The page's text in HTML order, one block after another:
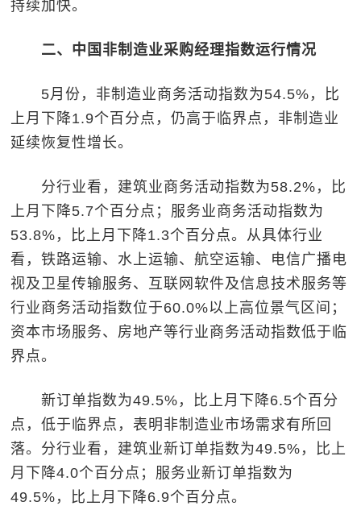
持续加快。
二、中国非制造业采购经理指数运行情况
5月份，非制造业商务活动指数为54.5%，比
上月下降1.9个百分点，仍高于临界点，非制造业
延续恢复性增长。
分行业看，建筑业商务活动指数为58.2%，比
上月下降5.7个百分点；服务业商务活动指数为
53.8%，比上月下降1.3个百分点。从具体行业
看，铁路运输、水上运输、航空运输、电信广播电
视及卫星传输服务、互联网软件及信息技术服务等
行业商务活动指数位于60.0%以上高位景气区间；
资本市场服务、房地产等行业商务活动指数低于临
界点。
新订单指数为49.5%，比上月下降6.5个百分
点，低于临界点，表明非制造业市场需求有所回
落。分行业看，建筑业新订单指数为49.5%，比上
月下降4.0个百分点；服务业新订单指数为
49.5%，比上月下降6.9个百分点。